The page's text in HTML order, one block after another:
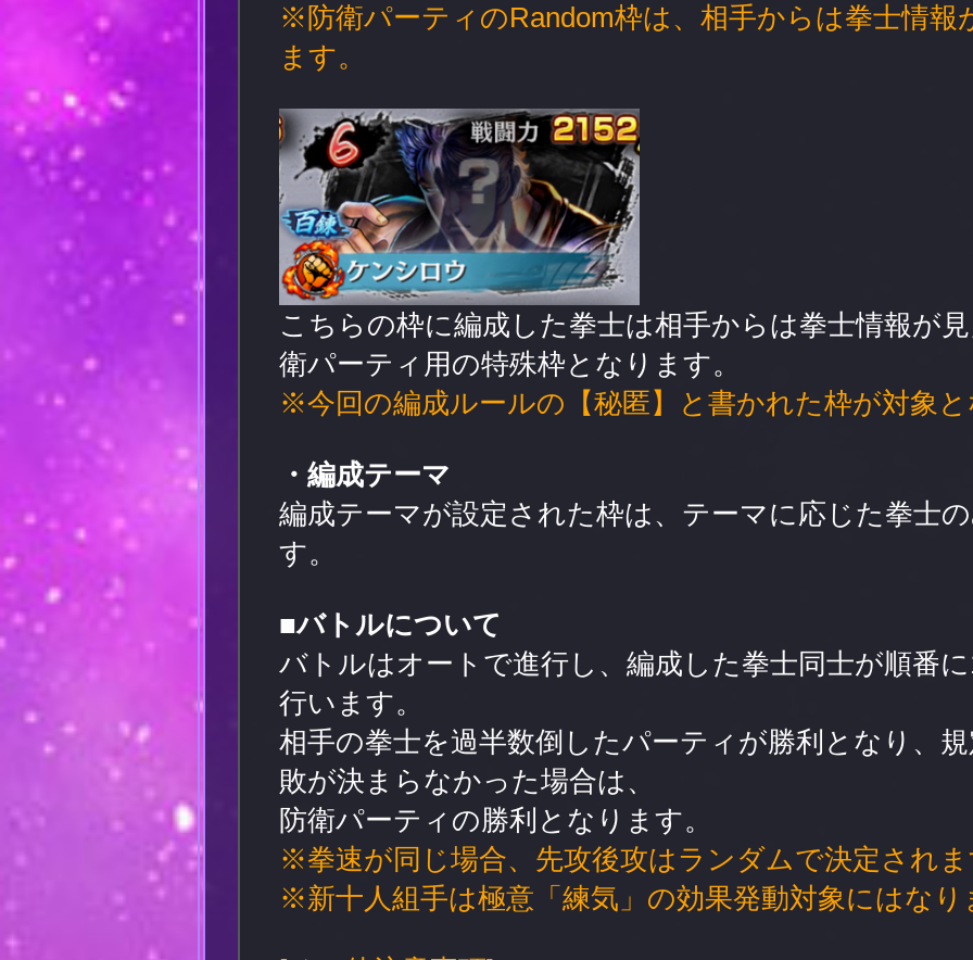
※防衛パーティのRandom枠は、相手からは拳士情報
ます。
こちらの枠に編成した拳士は相手からは拳士情報が
衛パーティ用の特殊枠となります。
※今回の編成ルールの【秘匿】と書かれた枠が対象
・編成テーマ
編成テーマが設定された枠は、テーマに応じた拳士
す。
■バトルについて
バトルはオートで進行し、編成した拳士同士が順番
行います。
相手の拳士を過半数倒したパーティが勝利となり、
敗が決まらなかった場合は、
防衛パーティの勝利となります。
※拳速が同じ場合、先攻後攻はランダムで決定され
※新十人組手は極意「練気」の効果発動対象にはなり